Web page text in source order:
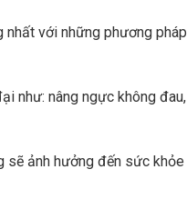
nhất với những phương pháp
như: nâng ngực không đau,
sẽ ảnh hưởng đến sức khỏe